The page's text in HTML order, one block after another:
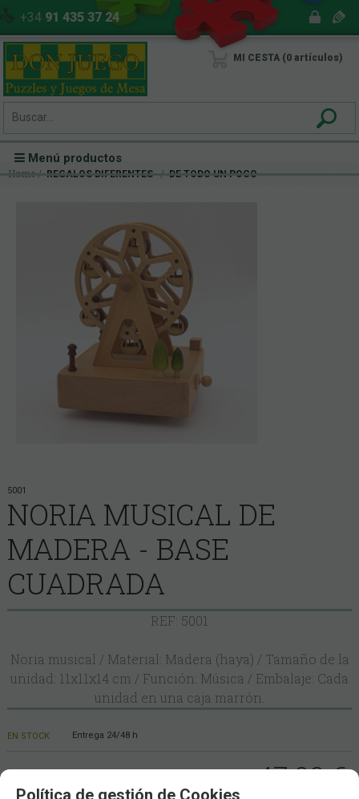
+34 91 435 37 24
MI CESTA 0 artículos
Menú productos
Home REGALOS DIFERENTES DE TODO UN POCO
5001
NORIA MUSICAL DE
MADERA - BASE
CUADRADA
REF: 5001
Noria musical / Material: Madera (haya) / Tamaño de la
unidad: 11x11x14 cm / Función: Música / Embalaje: Cada
unidad en una caja marrón.
EN STOCK Entrega 24/48 h
47,90 €
Política de gestión de Cookies